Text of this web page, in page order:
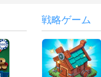
戦略ゲーム